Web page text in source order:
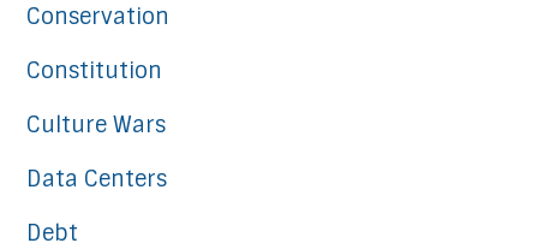
Conservation
Constitution
Culture Wars
Data Centers
Debt